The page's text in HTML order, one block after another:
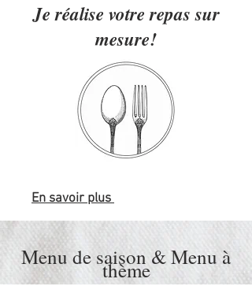
Je réalise votre repas sur
mesure!
En savoir plus
Menu de saison & Menu à
thème